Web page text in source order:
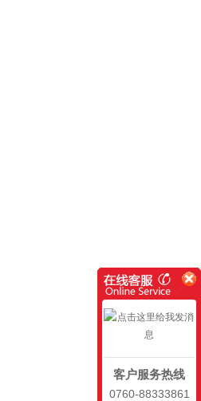
客户服务热线
0760-88333861